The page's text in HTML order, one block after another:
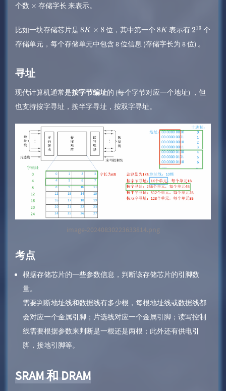
个数 × ​ 存储字长 来表示。
比如一块存储芯片是 8K× 8 位，其中第一个 8K 表示有21
3
​ 个
存储单元，每个存储单元中包含 8 位信息 (存储字长为 8 位) 。
寻址
现代计算机通常是按字节编址的 (每个字节对应一个地址) ，但
也支持按字寻址，按半字寻址，按双字寻址。
image-20240830223633814.png
考点
根据存储芯片的一些参数信息，判断该存储芯片的引脚数
量。
需要判断地址线和数据线有多少根，每根地址线或数据线都
会对应一个金属引脚；片选线对应一个金属引脚；读写控制
线需要根据参数来判断是一根还是两根；此外还有供电引
脚，接地引脚等。
SRAM 和 DRAM